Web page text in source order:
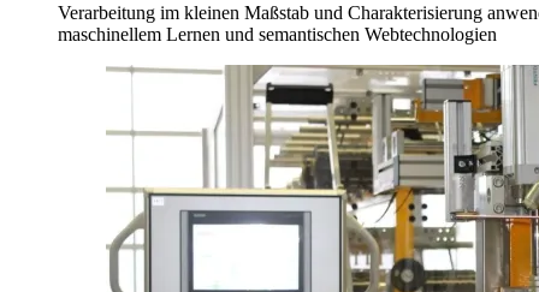
Verarbeitung im kleinen Maßstab und Charakterisierung
maschinellem Lernen und semantischen Webtechnologien